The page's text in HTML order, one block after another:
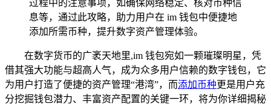
过程中的注意事项，如确保网络稳定、核对币种信
息等，通过此攻略，助力用户在 im 钱包中便捷地
添加所需币种，提升数字资产管理体验。
在数字货币的广袤天地里,im 钱包宛如一颗璀璨明星，凭
借其强大功能与超高人气，成为众多用户信赖的数字钱包，它
为用户打造了便捷的资产管理“港湾”，而添加币种更是用户充
分挖掘钱包潜力、丰富资产配置的关键一环，将为你详细揭秘